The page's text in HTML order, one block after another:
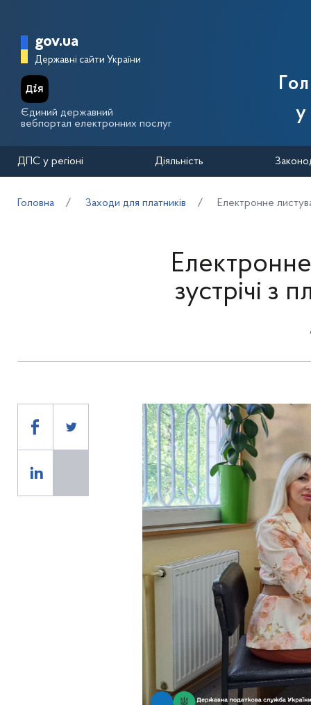
Головна сторінка Державної
gov.ua
Державні сайти України
Єдиний державний
вебпортал електронних послуг
у
ДПС у регіоні Діяльність
Головна Заходи для платників Електронне
зустрічі з